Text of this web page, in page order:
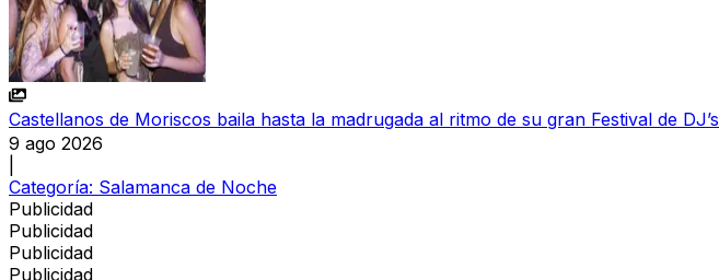
Castellanos de Moriscos baila hasta la madrugada al ritmo de su gran Festival de DJ’s
9 ago 2026
Categoría: Salamanca de Noche
Publicidad
Publicidad
Publicidad
Publicidad